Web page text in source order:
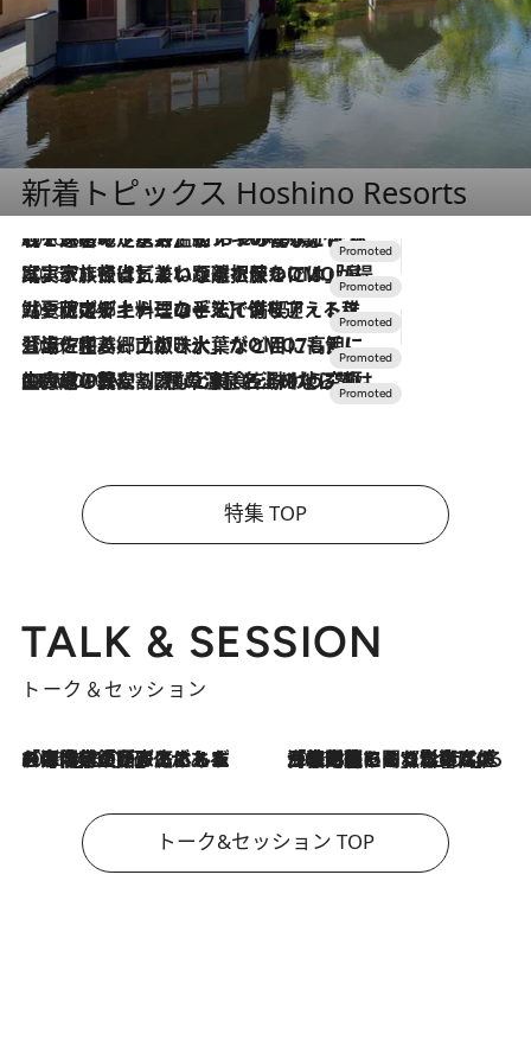
新着トピックス Hoshino Resorts
2026.8.7
【トンボの足水浴】ヒノキの香りに包まれて涼感マックス！約13℃の湧水かけ流しを避暑地「星野温泉 トンボの湯」で体験
2026.7.31
【ホテル帰省】という選択肢をOMOが提案。家族とほどよい距離を保つには「昼は実家、夜は気兼ねなくホテルで！」
2026.7.24
【夏限定ディナーコース】旬を迎える稚鮎や花ズッキーニなどをイタリア・トスカーナの郷土料理の手法で満喫！
2026.7.17
「土佐和ハーブかき氷」がOMO7高知に登場！生姜、山椒、大葉など目にも舌にも涼を呼ぶ郷土の味
2026.7.10
NEW OPEN！【界 草津】名湯の地に誕生。趣の異なる2種の温泉と上州ならではの会席・蕎麦割烹など美食を味わう究極の癒やし旅
特集 TOP
TALK & SESSION
トーク＆セッション
2026.8.3
「今後値上げがあるとすれば…」「リスクがあるのは今年の冬」エネルギー専門家が語る、ホルムズ海峡封鎖が家庭にもたらす“ある心配” 2026.8.3
「住宅建てられない…」「サーチャージ料の高値が続いている」ホルムズ海峡封鎖による影響はいつまで続く？《エネルギー専門家に聞く“どうなる日本の暮らし”》
トーク&セッション TOP